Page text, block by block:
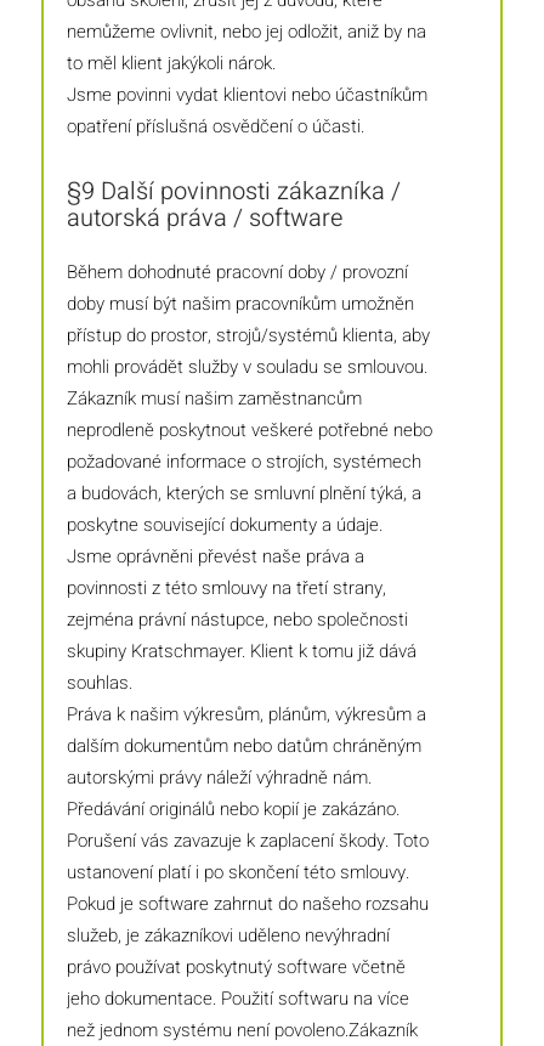
nemůžeme ovlivnit, nebo jej odložit, aniž by na
to měl klient jakýkoli nárok.
Jsme povinni vydat klientovi nebo účastníkům
opatření příslušná osvědčení o účasti.
§9 Další povinnosti zákazníka /
autorská práva / software
Během dohodnuté pracovní doby / provozní
doby musí být našim pracovníkům umožněn
přístup do prostor, strojů/systémů klienta, aby
mohli provádět služby v souladu se smlouvou.
Zákazník musí našim zaměstnancům
neprodleně poskytnout veškeré potřebné nebo
požadované informace o strojích, systémech
a budovách, kterých se smluvní plnění týká, a
poskytne související dokumenty a údaje.
Jsme oprávněni převést naše práva a
povinnosti z této smlouvy na třetí strany,
zejména právní nástupce, nebo společnosti
skupiny Kratschmayer. Klient k tomu již dává
souhlas.
Práva k našim výkresům, plánům, výkresům a
dalším dokumentům nebo datům chráněným
autorskými právy náleží výhradně nám.
Předávání originálů nebo kopií je zakázáno.
Porušení vás zavazuje k zaplacení škody. Toto
ustanovení platí i po skončení této smlouvy.
Pokud je software zahrnut do našeho rozsahu
služeb, je zákazníkovi uděleno nevýhradní
právo používat poskytnutý software včetně
jeho dokumentace. Použití softwaru na více
než jednom systému není povoleno.Zákazník